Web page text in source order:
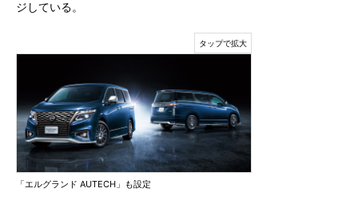
ジしている。
「エルグランド AUTECH」も設定